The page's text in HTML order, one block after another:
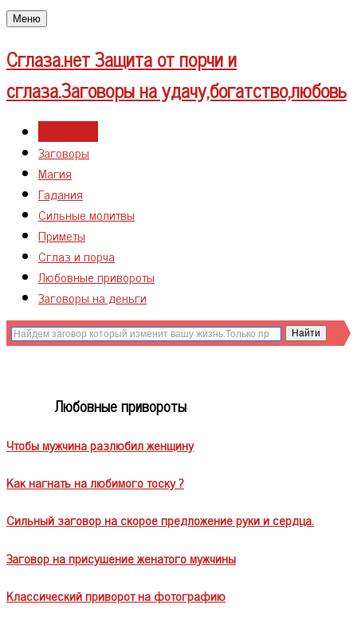
Меню
Сглаза.нетЗащита от порчи и
сглаза.Заговоры на удачу,богатство,любовь
Заговоры
Магия
Гадания
Сильные молитвы
Приметы
Сглаз и порча
Любовные привороты
Заговоры на деньги
Любовные привороты
Чтобы мужчина разлюбил женщину
Как нагнать на любимого тоску ?
Сильный заговор на скорое предложение руки и сердца.
Заговор на присушение женатого мужчины
Классический приворот на фотографию